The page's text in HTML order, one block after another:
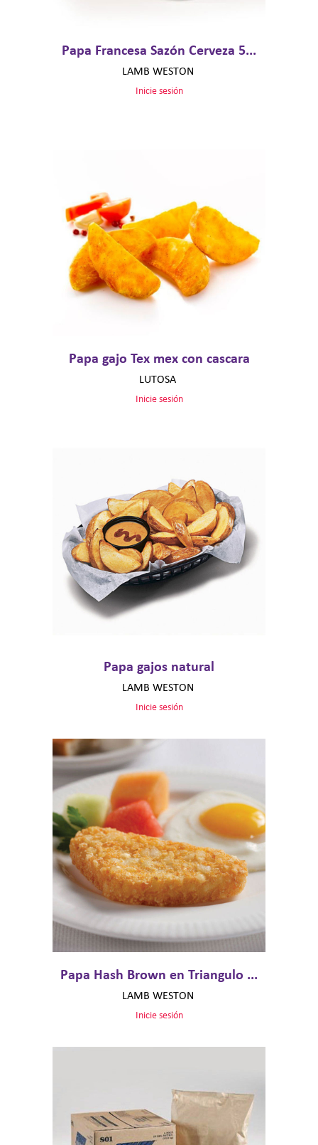
Papa Francesa Sazón Cerveza 5...
LAMB WESTON
Inicie sesión
Papa gajo Tex mex con cascara
LUTOSA
Inicie sesión
Papa gajos natural
LAMB WESTON
Inicie sesión
Papa Hash Brown en Triangulo ...
LAMB WESTON
Inicie sesión